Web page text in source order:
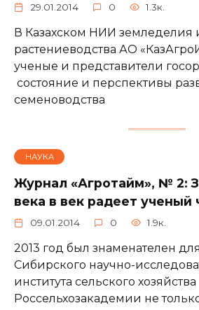
29.01.2014 0 1.3к.
В Казахском НИИ земледелия
растениеводства АО
ученые и представители
состояние и перспективы
семеноводства
НАУКА
Журнал «Агротайм», № 2:
века в век радеет ученый
09.01.2014 0 1.9к.
2013 год был знаменателен
Сибирского научно-
института сельского хозяйства
Россельхозакадемии не